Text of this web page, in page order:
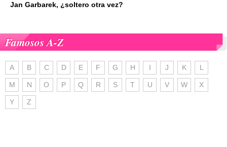
Jan Garbarek, ¿soltero otra vez?
Famosos A-Z
A B C D E F G H I J K L
M N O P Q R S T U V W X
Y Z